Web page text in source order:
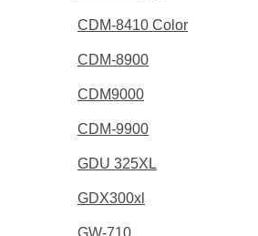
CDM-8410 Color
CDM-8900
CDM9000
CDM-9900
GDU 325XL
GDX300xl